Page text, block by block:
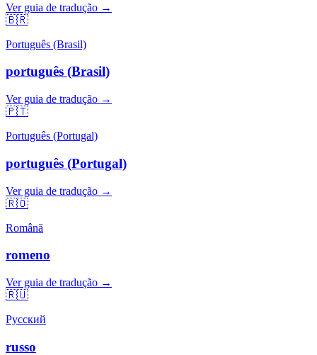
Ver guia de tradução →
🇧🇷
Português (Brasil)
português (Brasil)
Ver guia de tradução →
🇵🇹
Português (Portugal)
português (Portugal)
Ver guia de tradução →
🇷🇴
Română
romeno
Ver guia de tradução →
🇷🇺
Русский
russo